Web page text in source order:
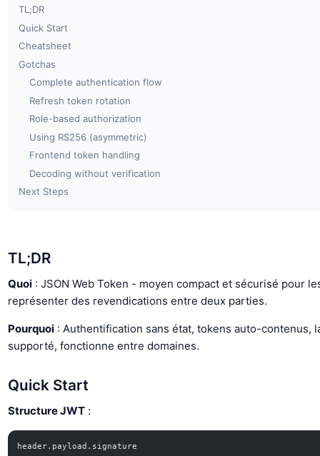
TL;DR
Quick Start
Cheatsheet
Gotchas
Complete authentication flow
Refresh token rotation
Role-based authorization
Using RS256 (asymmetric)
Frontend token handling
Decoding without verification
Next Steps
TL;DR
Quoi : JSON Web Token - moyen compact et sécurisé pour
représenter des revendications entre deux parties.
Pourquoi : Authentification sans état, tokens auto-contenus,
supporté, fonctionne entre domaines.
Quick Start
Structure JWT :
header.payload.signature